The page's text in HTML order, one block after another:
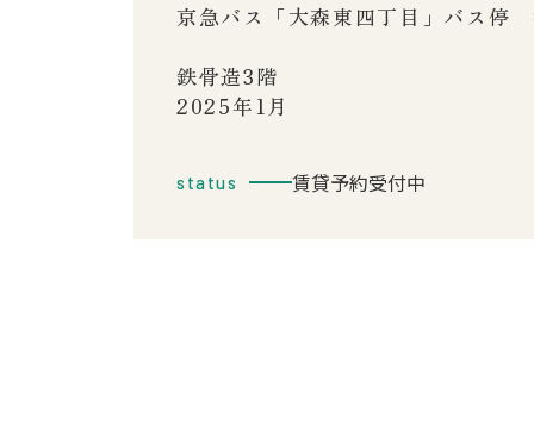
京急バス「大森東四丁目」バス停
鉄骨造3階
2025年1月
status 賃貸予約受付中